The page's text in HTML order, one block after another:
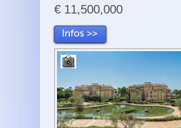
€ 11,500,000